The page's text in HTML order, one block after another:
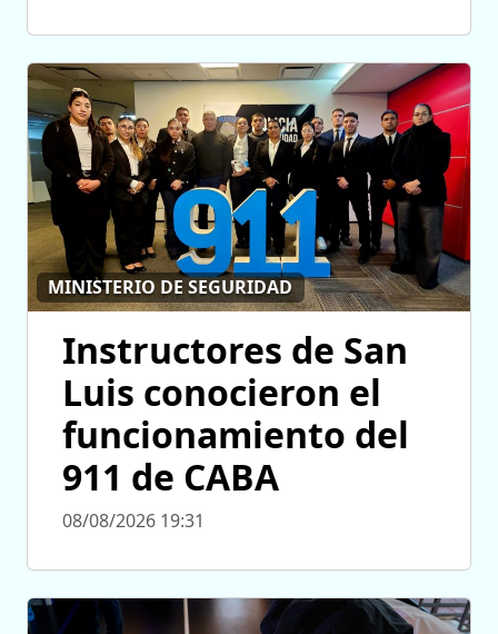
MINISTERIO DE SEGURIDAD
Instructores de San
Luis conocieron el
funcionamiento del
911 de CABA
08/08/2026 19:31